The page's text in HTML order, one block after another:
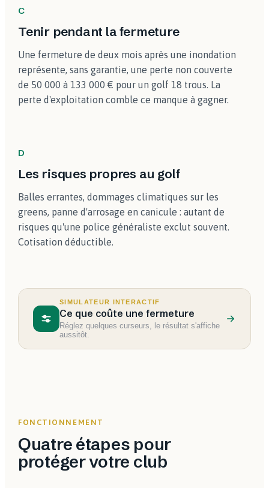
C
Tenir pendant la fermeture
Une fermeture de deux mois après une inondation
représente, sans garantie, une perte non couverte
de 50 000 à 133 000 € pour un golf 18 trous. La
perte d'exploitation comble ce manque à gagner.
D
Les risques propres au golf
Balles errantes, dommages climatiques sur les
greens, panne d'arrosage en canicule : autant de
risques qu'une police généraliste exclut souvent.
Cotisation déductible.
SIMULATEUR INTERACTIF
Ce que coûte une fermeture
Réglez quelques curseurs, le résultat s'affiche
aussitôt.
FONCTIONNEMENT
Quatre étapes pour
protéger votre club